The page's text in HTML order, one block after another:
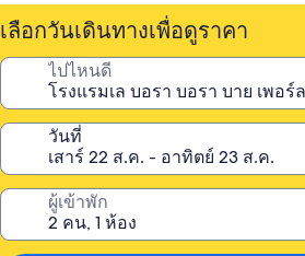
เลือกวันเดินทางเพื่อดูราคา
ไปไหนดี
วันที่
ผู้เข้าพัก